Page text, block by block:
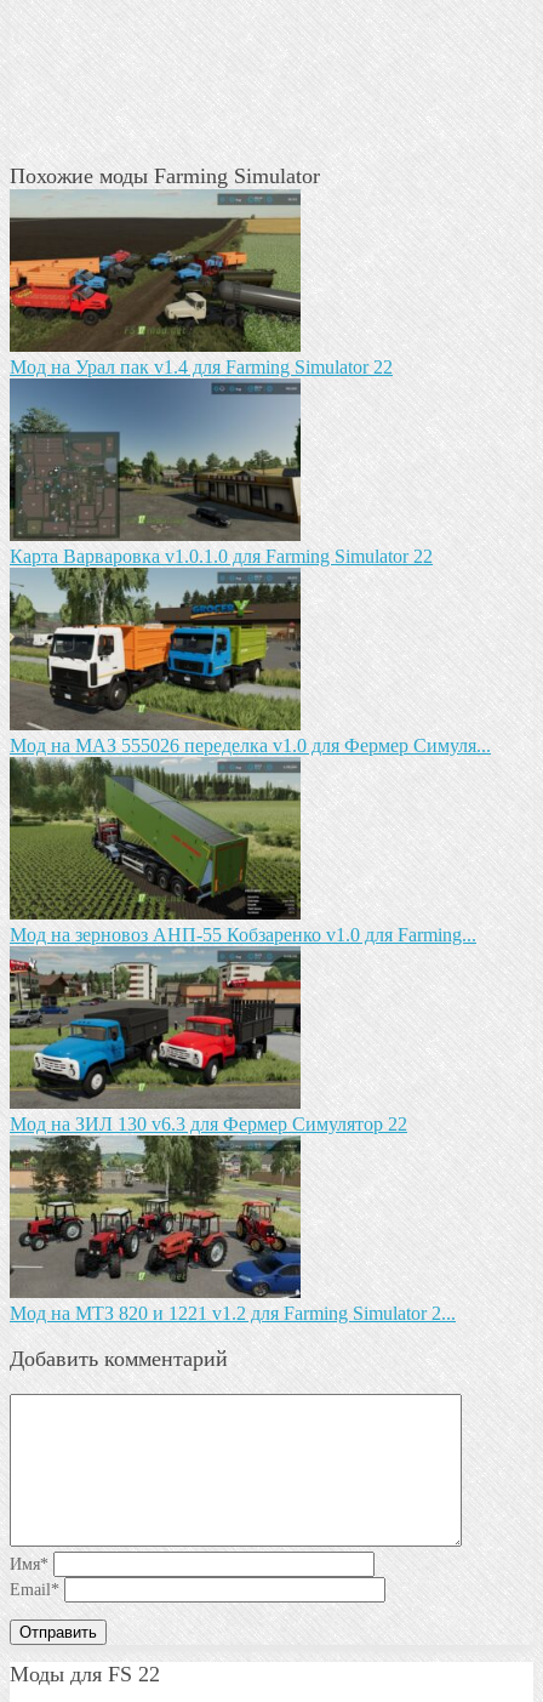
Похожие моды Farming Simulator
Мод на Урал пак v1.4 для Farming Simulator 22
Карта Варваровка v1.0.1.0 для Farming Simulator 22
Мод на МАЗ 555026 пeрeдeлка v1.0 для Фермер Симуля...
Мод на зeрновоз АНП-55 Кобзарeнко v1.0 для Farming...
Мод на ЗИЛ 130 v6.3 для Фермер Симулятор 22
Мод на МТЗ 820 и 1221 v1.2 для Farming Simulator 2...
Добавить комментарий
Имя*
Email*
Моды для FS 22